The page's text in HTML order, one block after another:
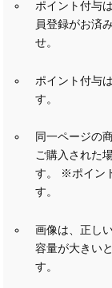
ポイント付与
員登録がお済
せ。
ポイント付与
す。
同一ページの
ご購入された
す。 ※ポイン
す。
画像は、正し
容量が大きい
す。